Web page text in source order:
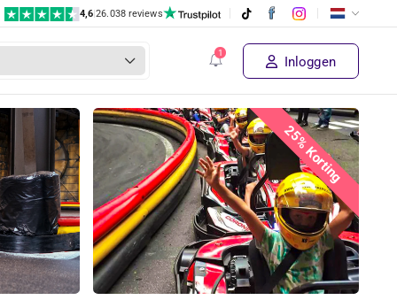
4,6|26.038 reviews
Inloggen
25% Korting